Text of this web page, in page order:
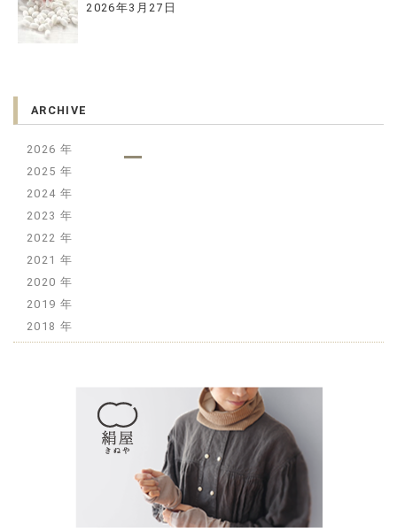
2026年3月27日
ARCHIVE
2026
2025
2024
2023
2022
2021
2020
2019
2018